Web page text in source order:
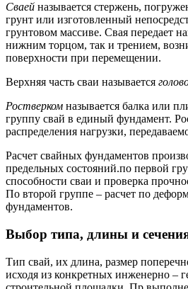
Сваей называется стержень,
грунт или изготовленный
грунтовом массиве. Свая передает
нижним торцом, так и трением,
поверхности при перемещении.
Верхняя часть сваи называется
Ростверком называется балка или
группу свай в единый фундамент.
распределения нагрузки,
Расчет свайных фундаментов
предельных состояний.по первой
способности сваи и проверка
По второй группе – расчет по
фундаментов.
Выбор типа, длины и
Тип свай, их длина, размер
исходя из конкретных инженерно –